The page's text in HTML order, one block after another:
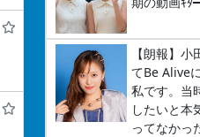
【朗報】
てBe Alive
私です。当
したいと本
ってなかっ